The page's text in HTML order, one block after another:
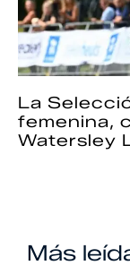
La
femenina,
Watersley
Más